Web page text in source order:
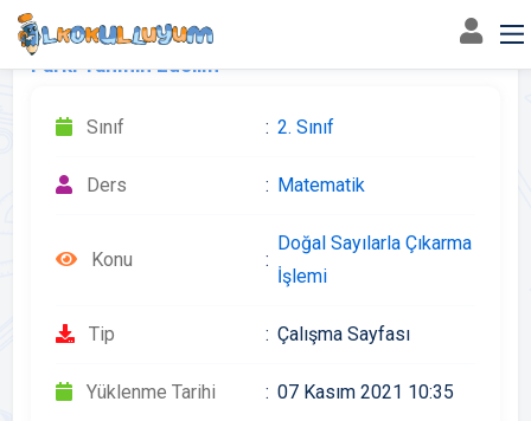
Farkı Tahmin Edelim
Sınıf 2. Sınıf
Ders Matematik
Konu
Doğal Sayılarla Çıkarma
İşlemi
Tip Çalışma Sayfası
Yüklenme Tarihi 07 Kasım 2021 10:35